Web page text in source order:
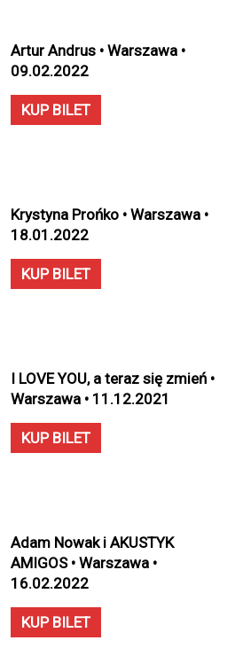
Artur Andrus • Warszawa •
09.02.2022
KUP BILET
Krystyna Prońko • Warszawa •
18.01.2022
KUP BILET
I LOVE YOU, a teraz się zmień •
Warszawa • 11.12.2021
KUP BILET
Adam Nowak i AKUSTYK
AMIGOS • Warszawa •
16.02.2022
KUP BILET